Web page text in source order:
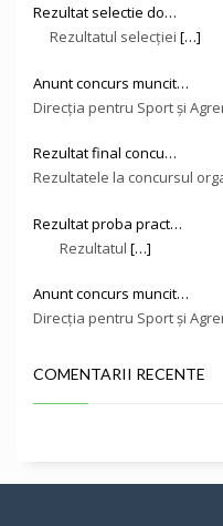
Rezultat selectie do…
Rezultatul selecției […]
Anunt concurs muncit…
Direcţia pentru Sport și
Rezultat final concu…
Rezultatele la concursul
Rezultat proba pract…
Rezultatul […]
Anunt concurs muncit…
Direcţia pentru Sport și
COMENTARII RECENTE